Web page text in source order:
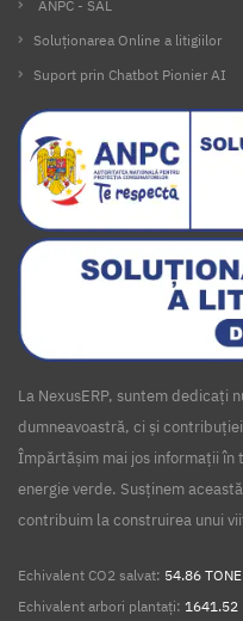
ANPC - SAL
Soluționarea Online a litigiilor
Suport prin Chatbot Pionier AI
La NexusERP, suntem dedicați
dumneavoastră, ci și
Împărtășim mai jos informații
energie verde. Susținem
contribuim la construirea unui
Echivalent CO2 salvat: 54.86 TONE
Echivalent arbori plantați: 1641.52